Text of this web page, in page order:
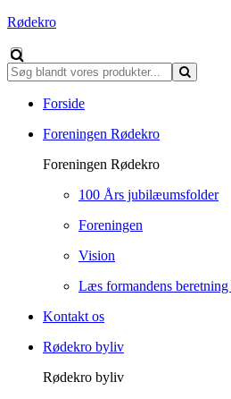
Rødekro
Forside
Foreningen Rødekro
Foreningen Rødekro
100 Års jubilæumsfolder
Foreningen
Vision
Læs formandens
Kontakt os
Rødekro byliv
Rødekro byliv